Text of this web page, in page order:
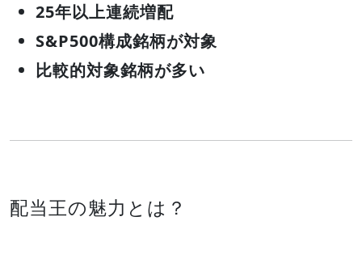
25年以上連続増配
S&P500構成銘柄が対象
比較的対象銘柄が多い
配当王の魅力とは？